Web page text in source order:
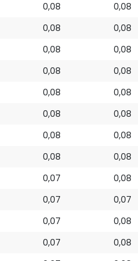
0,08 0,08
0,08 0,08
0,08 0,08
0,08 0,08
0,08 0,08
0,08 0,08
0,08 0,08
0,08 0,08
0,07 0,08
0,07 0,07
0,07 0,08
0,07 0,08